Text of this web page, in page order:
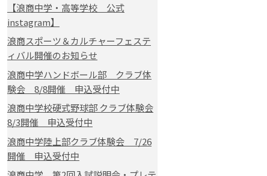
【浪商中学・高等学校 公式
instagram】
浪商スポーツ＆カルチャーフェステ
ィバル開催のお知らせ
浪商中学ハンドボール部 クラブ体
験会 8/8開催 申込受付中
浪商中学校硬式野球部 クラブ体験会
8/3開催 申込受付中
浪商中学陸上部クラブ体験会 7/26
開催 申込受付中